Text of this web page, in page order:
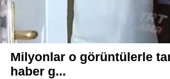
Milyonlar o görüntülerle
haber g...